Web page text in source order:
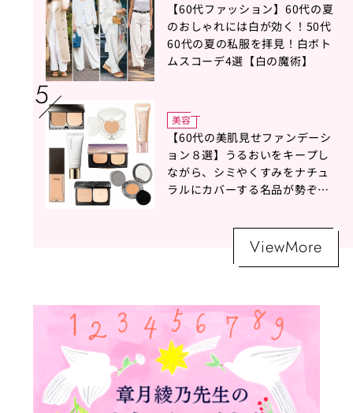
【60代ファッション】60代の夏
のおしゃれには白が効く！50代
60代の夏の私服を拝見！白ボト
ムスコーデ4選【白の魔術】
美容
【60代の美肌見せファンデーシ
ョン８選】うるおいをキープし
ながら、シミやくすみをナチュ
ラルにカバーする名品が勢ぞろ
ViewMore